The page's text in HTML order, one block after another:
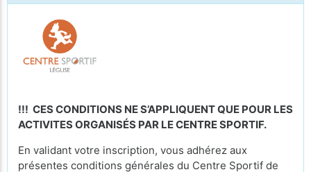
!!! CES CONDITIONS NE S’APPLIQUENT QUE POUR LES
ACTIVITES ORGANISÉS PAR LE CENTRE SPORTIF.
En validant votre inscription, vous adhérez aux
présentes conditions générales du Centre Sportif de